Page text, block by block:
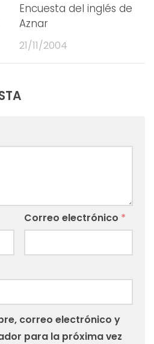
Encuesta del inglés de
Aznar
21/11/2004
Correo electrónico *
correo electrónico y
para la próxima vez